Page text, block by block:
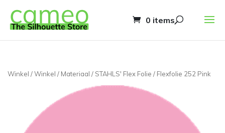
0 items
Winkel /Winkel / Materiaal / STAHLS' Flex Folie / Flexfolie 252 Pink